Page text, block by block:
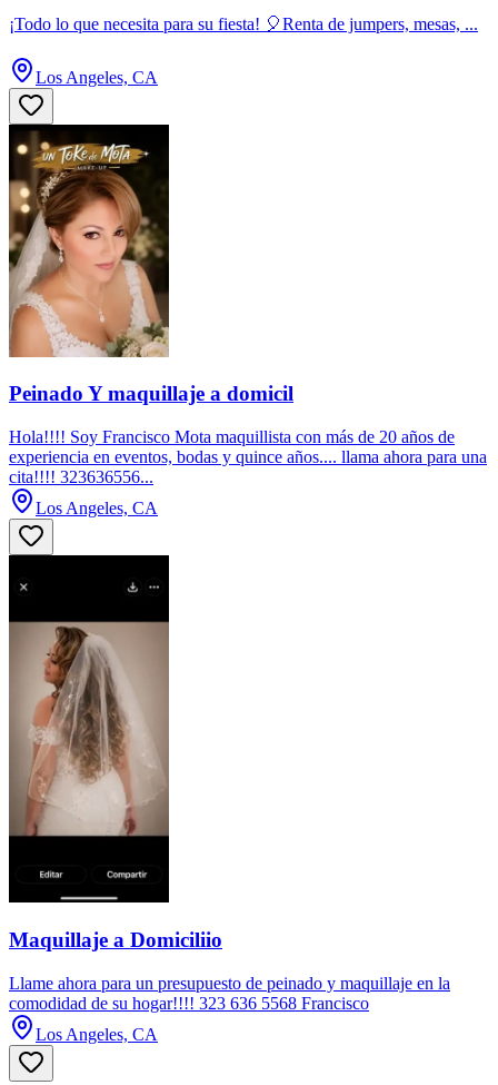
¡Todo lo que necesita para su fiesta! 🎈Renta de jumpers, mesas, ...
Los Angeles, CA
Peinado Y maquillaje a domicil
Hola!!!! Soy Francisco Mota maquillista con más de 20 años de
experiencia en eventos, bodas y quince años.... llama ahora para una
cita!!!! 323636556...
Los Angeles, CA
Maquillaje a Domiciliio
Llame ahora para un presupuesto de peinado y maquillaje en la
comodidad de su hogar!!!! 323 636 5568 Francisco
Los Angeles, CA